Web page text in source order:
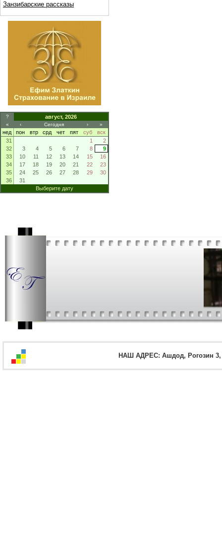
Занзибарские рассказы
? август, 2026
« ‹ Сегодня › »
нед пон втр срд чет пят суб
вск
31
1
2
32
3 4 5 6 7 8
9
33
10 11 12 13 14 15
16
34
17 18 19 20 21 22
23
35
24 25 26 27 28 29
30
36
31
Выберите дату
НАШ АДРЕС: Ашдод, Рогозин 3,